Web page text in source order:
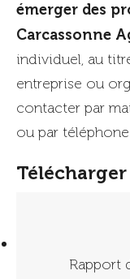
émerger des
Carcassonne
individuel, au
entreprise ou
contacter par
ou par
Télécharger
Rapport